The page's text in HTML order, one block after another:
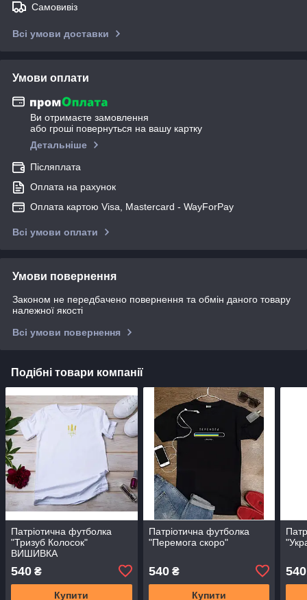
Самовивіз
Всі умови доставки
Умови оплати
Ви отримаєте замовлення
або гроші повернуться на вашу картку
Детальніше
Післяплата
Оплата на рахунок
Оплата картою Visa, Mastercard - WayForPay
Всі умови оплати
Умови повернення
Законом не передбачено повернення та обмін даного товару
належної якості
Всі умови повернення
Подібні товари компанії
Патріотична футболка
"Тризуб Колосок"
ВИШИВКА
540 ₴
Купити
Патріотична футболка
"Перемога скоро"
540₴
Купити
540